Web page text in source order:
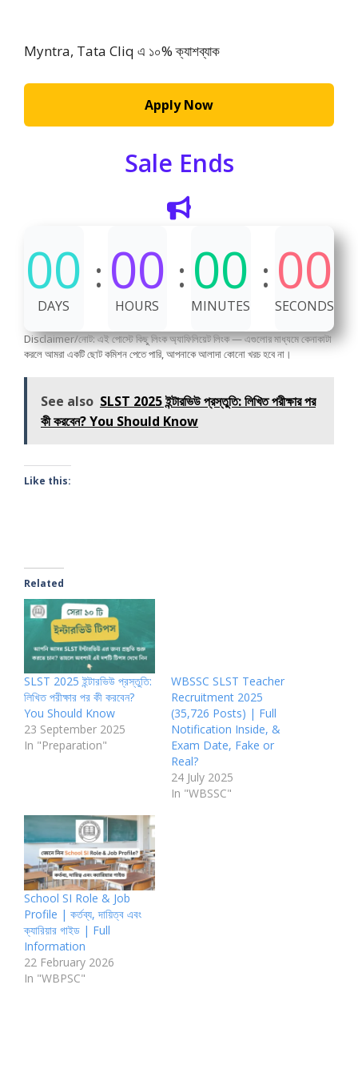
Myntra, Tata Cliq এ ১০% ক্যাশব্যাক
Apply Now
Sale Ends
00
DAYS
00
HOURS
00
MINUTES
00
SECONDS
Disclaimer/নোট: এই পোস্টে কিছু লিংক অ্যাফিলিয়েট লিংক — এগুলোর মাধ্যমে কেনাকাটা
করলে আমরা একটি ছোট কমিশন পেতে পারি, আপনাকে আলাদা কোনো খরচ হবে না।
See also SLST 2025 ইন্টারভিউ প্রস্তুতি: লিখিত পরীক্ষার পর
কী করবেন? You Should Know
Like this:
Related
SLST 2025 ইন্টারভিউ প্রস্তুতি:
লিখিত পরীক্ষার পর কী করবেন?
You Should Know
23 September 2025
In "Preparation"
WBSSC SLST Teacher
Recruitment 2025
(35,726 Posts) | Full
Notification Inside, &
Exam Date, Fake or
Real?
24 July 2025
In "WBSSC"
School SI Role & Job
Profile | কর্তব্য, দায়িত্ব এবং
ক্যারিয়ার গাইড | Full
Information
22 February 2026
In "WBPSC"